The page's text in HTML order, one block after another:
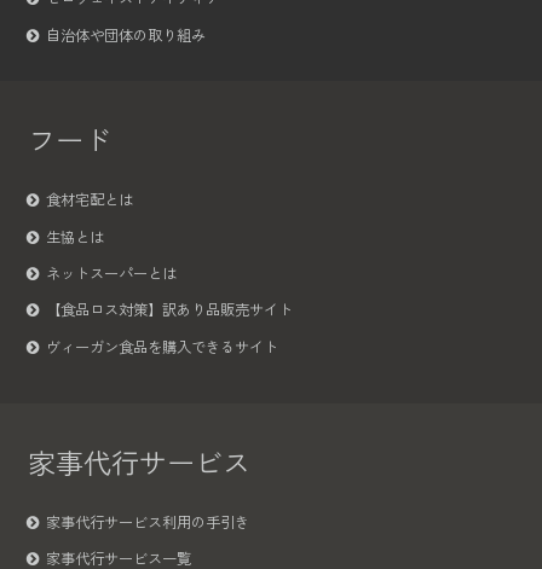
自治体や団体の取り組み
フード
食材宅配とは
生協とは
ネットスーパーとは
【食品ロス対策】訳あり品販売サイト
ヴィーガン食品を購入できるサイト
家事代行サービス
家事代行サービス利用の手引き
家事代行サービス一覧